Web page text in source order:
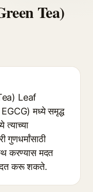
Tea)
Leaf
मध्ये समृद्ध
करण्यास मदत
करू शकते.